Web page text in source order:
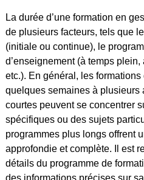
La durée d’une formation en
de plusieurs facteurs, tels que
(initiale ou continue), le
d’enseignement (à temps
etc.). En général, les
quelques semaines à plusieurs
courtes peuvent se concentrer
spécifiques ou des sujets
programmes plus longs offrent
approfondie et complète. Il est
détails du programme de
des informations précises sur